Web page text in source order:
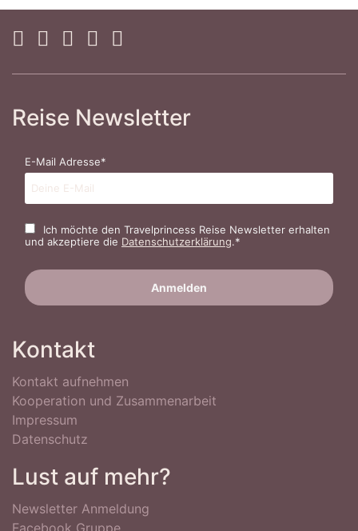
Reise Newsletter
E-Mail Adresse*
Ich möchte den Travelprincess Reise Newsletter erhalten
und akzeptiere die Datenschutzerklärung.*
Kontakt
Kontakt aufnehmen
Kooperation und Zusammenarbeit
Impressum
Datenschutz
Lust auf mehr?
Newsletter Anmeldung
Facebook Gruppe